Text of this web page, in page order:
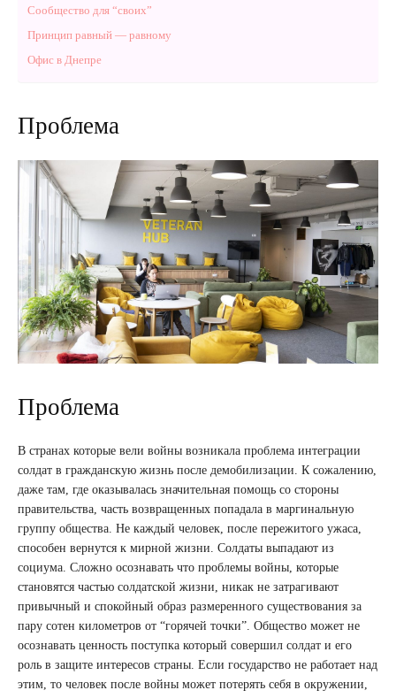
Сообщество для “своих”
Принцип равный — равному
Офис в Днепре
Проблема
Проблема
В странах которые вели войны возникала проблема интеграции
солдат в гражданскую жизнь после демобилизации. К сожалению,
даже там, где оказывалась значительная помощь со стороны
правительства, часть возвращенных попадала в маргинальную
группу общества. Не каждый человек, после пережитого ужаса,
способен вернутся к мирной жизни. Солдаты выпадают из
социума. Сложно осознавать что проблемы войны, которые
становятся частью солдатской жизни, никак не затрагивают
привычный и спокойный образ размеренного существования за
пару сотен километров от “горячей точки”. Общество может не
осознавать ценность поступка который совершил солдат и его
роль в защите интересов страны. Если государство не работает над
этим, то человек после войны может потерять себя в окружении,